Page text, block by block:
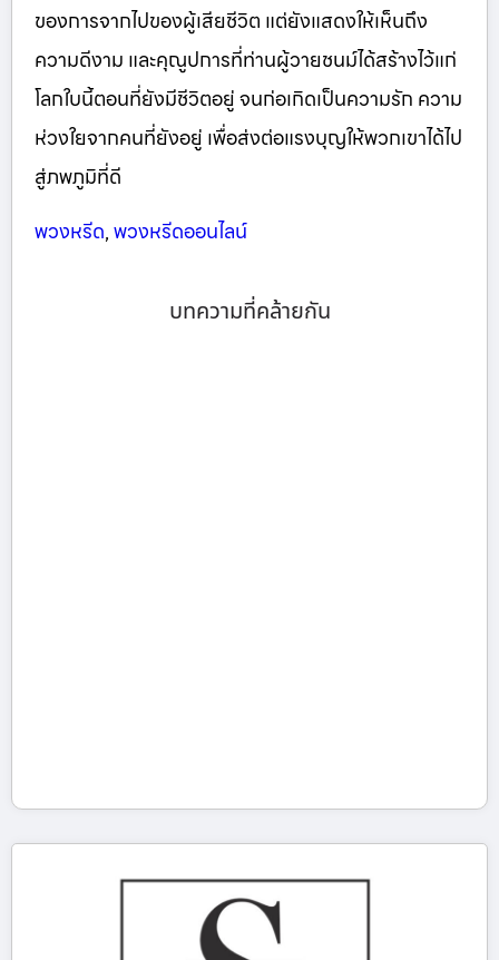
ของการจากไปของผู้เสียชีวิต แต่ยังแสดงให้เห็นถึง
ความดีงาม และคุณูปการที่ท่านผู้วายชนม์ได้สร้างไว้แก่
โลกใบนี้ตอนที่ยังมีชีวิตอยู่ จนก่อเกิดเป็นความรัก ความ
ห่วงใยจากคนที่ยังอยู่ เพื่อส่งต่อแรงบุญให้พวกเขาได้ไป
สู่ภพภูมิที่ดี
พวงหรีด,พวงหรีดออนไลน์
บทความที่คล้ายกัน